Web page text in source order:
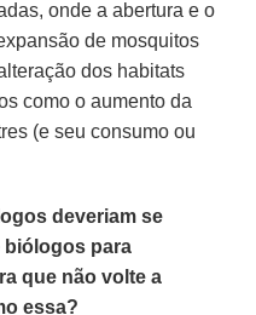
onde a abertura e o
de mosquitos
dos habitats
como o aumento da
(e seu consumo ou
deveriam se
biólogos para
que não volte a
essa?